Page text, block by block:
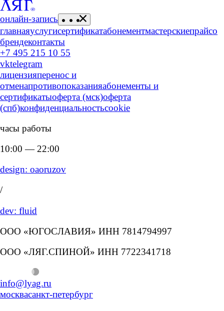
онлайн-запись
главнаяуслугисертификатабонементмастерскиепрайсо
брендеконтакты
+7 495 215 10 55
vktelegram
лицензияперенос и
отменапротивопоказанияабонементы и
сертификатыоферта (мск)оферта
(спб)конфиденциальностьcookie
часы работы
10:00 — 22:00
design: oaoruzov
/
dev: fluid
ООО «ЮГОСЛАВИЯ» ИНН 7814794997
ООО «ЛЯГ.СПИНОЙ» ИНН 7722341718
info@lyag.ru
москвасанкт-петербург